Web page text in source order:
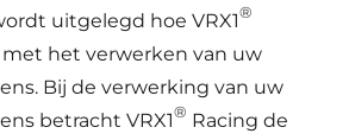
uitgelegd hoe VRX1®
het verwerken van uw
Bij de verwerking van uw
betracht VRX1® Racing de